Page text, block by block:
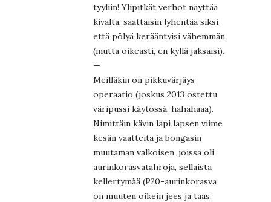
tyyliin! Ylipitkät verhot näyttää
kivalta, saattaisin lyhentää siksi
että pölyä kerääntyisi vähemmän
(mutta oikeasti, en kyllä jaksaisi).
—
Meilläkin on pikkuvärjäys
operaatio (joskus 2013 ostettu
väripussi käytössä, hahahaaa).
Nimittäin kävin läpi lapsen viime
kesän vaatteita ja bongasin
muutaman valkoisen, joissa oli
aurinkorasvatahroja, sellaista
kellertymää (P20-aurinkorasva
on muuten oikein jees ja taas